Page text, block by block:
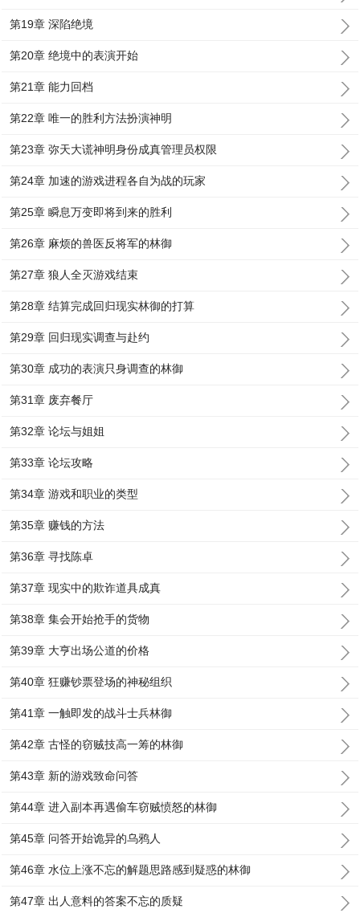
第19章 深陷绝境
第20章 绝境中的表演开始
第21章 能力回档
第22章 唯一的胜利方法扮演神明
第23章 弥天大谎神明身份成真管理员权限
第24章 加速的游戏进程各自为战的玩家
第25章 瞬息万变即将到来的胜利
第26章 麻烦的兽医反将军的林御
第27章 狼人全灭游戏结束
第28章 结算完成回归现实林御的打算
第29章 回归现实调查与赴约
第30章 成功的表演只身调查的林御
第31章 废弃餐厅
第32章 论坛与姐姐
第33章 论坛攻略
第34章 游戏和职业的类型
第35章 赚钱的方法
第36章 寻找陈卓
第37章 现实中的欺诈道具成真
第38章 集会开始抢手的货物
第39章 大亨出场公道的价格
第40章 狂赚钞票登场的神秘组织
第41章 一触即发的战斗士兵林御
第42章 古怪的窃贼技高一筹的林御
第43章 新的游戏致命问答
第44章 进入副本再遇偷车窃贼愤怒的林御
第45章 问答开始诡异的乌鸦人
第46章 水位上涨不忘的解题思路感到疑惑的林御
第47章 出人意料的答案不忘的质疑